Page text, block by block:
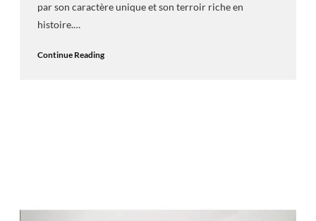
par son caractère unique et son terroir riche en
histoire.…
Continue Reading